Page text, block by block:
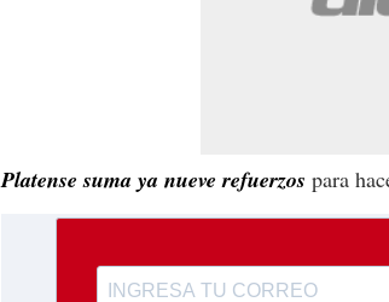
Platense suma ya nueve refuerzos para